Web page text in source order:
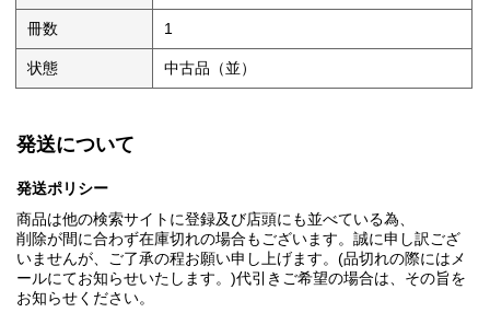
冊数 1
状態 中古品（並）
発送について
発送ポリシー
商品は他の検索サイトに登録及び店頭にも並べている為、
削除が間に合わず在庫切れの場合もございます。誠に申し訳ござ
いませんが、ご了承の程お願い申し上げます。(品切れの際にはメ
ールにてお知らせいたします。)代引きご希望の場合は、その旨を
お知らせください。